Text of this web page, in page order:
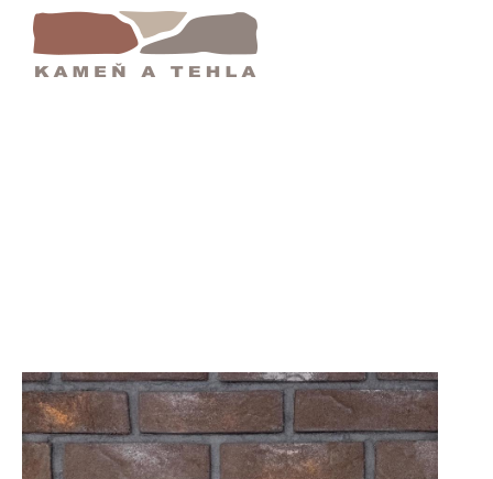
16 | Kamen A Tehla - Eshop : Fasádny